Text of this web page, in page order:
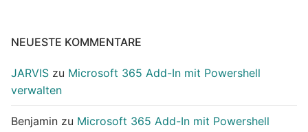
NEUESTE KOMMENTARE
JARVIS zu Microsoft 365 Add-In mit Powershell
verwalten
Benjamin zu Microsoft 365 Add-In mit Powershell